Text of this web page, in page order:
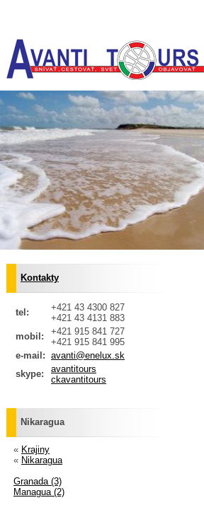
Kontakty
tel:
+421 43 4300 827
+421 43 4131 883
mobil:
+421 915 841 727
+421 915 841 995
e-mail: avanti@enelux.sk
skype:
avantitours
ckavantitours
Nikaragua
« Krajiny
« Nikaragua
Granada (3)
Managua (2)